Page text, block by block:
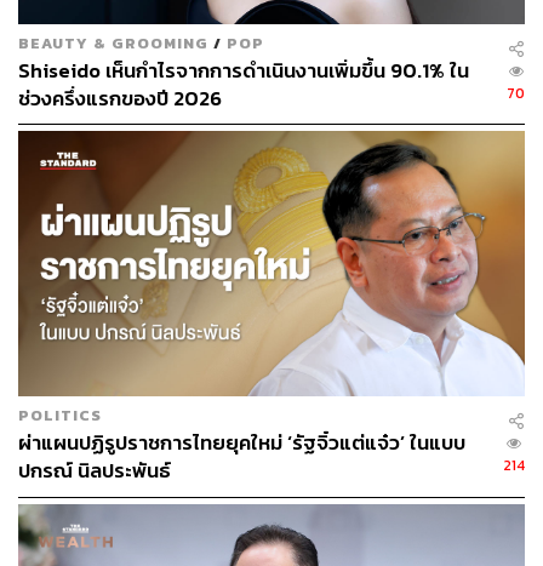
ไต้หวัน มีช่องทางติดต่อผ่านอีเมลtw.th.talent@gmail.com
และเบอร์โทร 02-119-3555 ต่อ 386
TAGS: ปัญญาประดิษฐ์ (Artificial intelligence - AI)
เทคโนโลยี
Taiwan
ความสัมพันธ์ไทย-ไต้หวัน
อุตสาหกรรมเทคโนโลยี
สถาบันการศึกษา
STEM
215
THE STANDARD TEAM
กองบรรณาธิการ THE STANDARD
BEAUTY & GROOMING / POP
Shiseido เห็นกำไรจากการดำเนินงานเพิ่มขึ้น 90.1% ใน
ช่วงครึ่งแรกของปี 2026
70
POLITICS
ผ่าแผนปฏิรูปราชการไทยยุคใหม่ ‘รัฐจิ๋วแต่แจ๋ว’ ในแบบ
ปกรณ์ นิลประพันธ์
214